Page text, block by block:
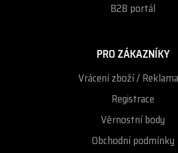
B2B portál
PRO ZÁKAZNÍKY
Vrácení zboží /
Registrace
Věrnostní body
Obchodní podmínky